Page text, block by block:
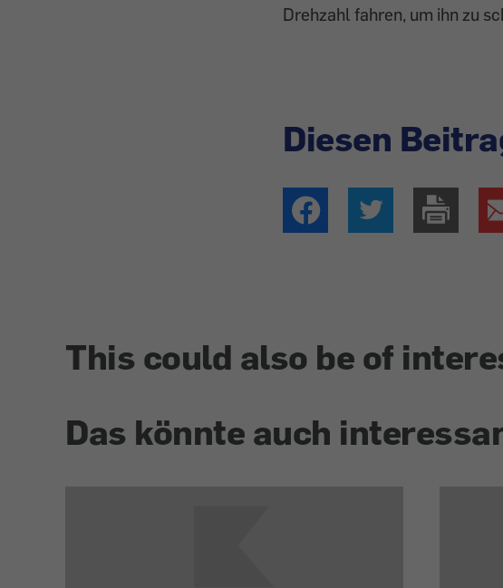
Drehzahl fahren, um ihn zu
Diesen
This could also be of
Das könnte auch